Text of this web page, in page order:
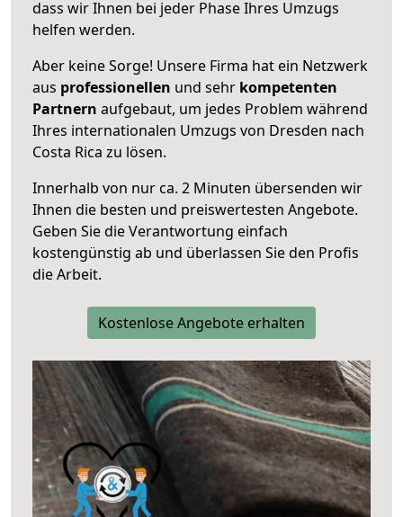
dass wir Ihnen bei jeder Phase Ihres Umzugs
helfen werden.
Aber keine Sorge! Unsere Firma hat ein Netzwerk
aus professionellen und sehr kompetenten
Partnern aufgebaut, um jedes Problem während
Ihres internationalen Umzugs von Dresden nach
Costa Rica zu lösen.
Innerhalb von nur ca. 2 Minuten übersenden wir
Ihnen die besten und preiswertesten Angebote.
Geben Sie die Verantwortung einfach
kostengünstig ab und überlassen Sie den Profis
die Arbeit.
Kostenlose Angebote erhalten